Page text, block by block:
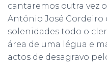
cantaremos outra vez o
António José Cordeiro
solenidades todo o
área de uma légua e
actos de desagravo